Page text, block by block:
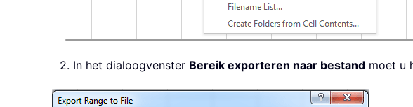
2. In het dialoogvenster Bereik exporteren naar bestand moet u